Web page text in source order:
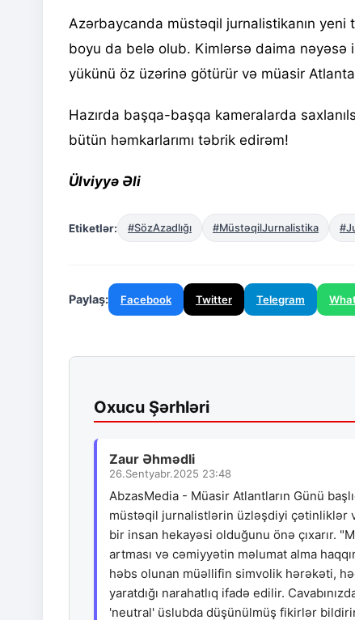
Azərbaycanda müstəqil jurnalistikanın yeni
boyu da belə olub. Kimlərsə daima nəyəsə
yükünü öz üzərinə götürür və müasir
Hazırda başqa-başqa kameralarda
bütün həmkarlarımı təbrik edirəm!
Ülviyyə Əli
Etiketlər: #SözAzadlığı #MüstəqilJurnalistika
Paylaş: Facebook Twitter Telegram
Oxucu Şərhləri
Zaur Əhmədli
26.Sentyabr.2025 23:48
AbzasMedia - Müasir Atlantların Günü
müstəqil jurnalistlərin üzləşdiyi çətinliklər
bir insan hekayəsi olduğunu önə çıxarır.
artması və cəmiyyətin məlumat alma
həbs olunan müəllifin simvolik hərəkəti,
yaratdığı narahatlıq ifadə edilir.
'neutral' üslubda düşünülmüş fikirlər